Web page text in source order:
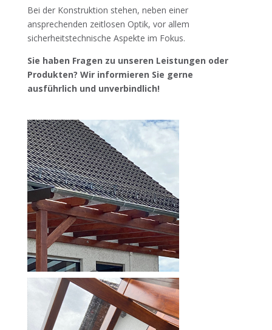
Bei der Konstruktion stehen, neben einer
ansprechenden zeitlosen Optik, vor allem
sicherheitstechnische Aspekte im Fokus.
Sie haben Fragen zu unseren Leistungen oder
Produkten? Wir informieren Sie gerne
ausführlich und unverbindlich!